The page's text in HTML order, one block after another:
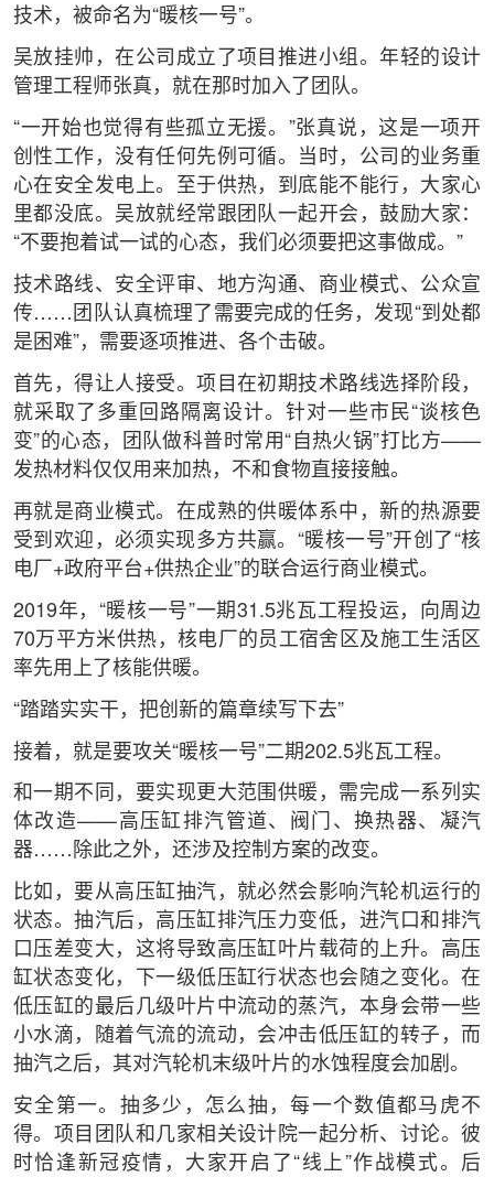
技术，被命名为“暖核一号”。
吴放挂帅，在公司成立了项目推进小组。年轻的设计
管理工程师张真，就在那时加入了团队。
“一开始也觉得有些孤立无援。”张真说，这是一项开
创性工作，没有任何先例可循。当时，公司的业务重
心在安全发电上。至于供热，到底能不能行，大家心
里都没底。吴放就经常跟团队一起开会，鼓励大家：
“不要抱着试一试的心态，我们必须要把这事做成。”
技术路线、安全评审、地方沟通、商业模式、公众宣
传……团队认真梳理了需要完成的任务，发现“到处都
是困难”，需要逐项推进、各个击破。
首先，得让人接受。项目在初期技术路线选择阶段，
就采取了多重回路隔离设计。针对一些市民“谈核色
变”的心态，团队做科普时常用“自热火锅”打比方——
发热材料仅仅用来加热，不和食物直接接触。
再就是商业模式。在成熟的供暖体系中，新的热源要
受到欢迎，必须实现多方共赢。“暖核一号”开创了“核
电厂+政府平台+供热企业”的联合运行商业模式。
2019年，“暖核一号”一期31.5兆瓦工程投运，向周边
70万平方米供热，核电厂的员工宿舍区及施工生活区
率先用上了核能供暖。
“踏踏实实干，把创新的篇章续写下去”
接着，就是要攻关“暖核一号”二期202.5兆瓦工程。
和一期不同，要实现更大范围供暖，需完成一系列实
体改造——高压缸排汽管道、阀门、换热器、凝汽
器……除此之外，还涉及控制方案的改变。
比如，要从高压缸抽汽，就必然会影响汽轮机运行的
状态。抽汽后，高压缸排汽压力变低，进汽口和排汽
口压差变大，这将导致高压缸叶片载荷的上升。高压
缸状态变化，下一级低压缸行状态也会随之变化。在
低压缸的最后几级叶片中流动的蒸汽，本身会带一些
小水滴，随着气流的流动，会冲击低压缸的转子，而
抽汽之后，其对汽轮机末级叶片的水蚀程度会加剧。
安全第一。抽多少，怎么抽，每一个数值都马虎不
得。项目团队和几家相关设计院一起分析、讨论。彼
时恰逢新冠疫情，大家开启了“线上”作战模式。后